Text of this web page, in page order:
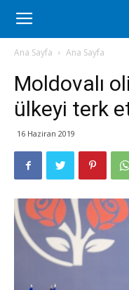
Romanya
Haber
Ana Sayfa Ana Sayfa
Moldovalı
ülkeyi terk
16 Haziran 2019